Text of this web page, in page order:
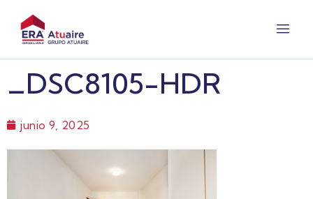
_DSC8105-HDR
junio 9, 2025